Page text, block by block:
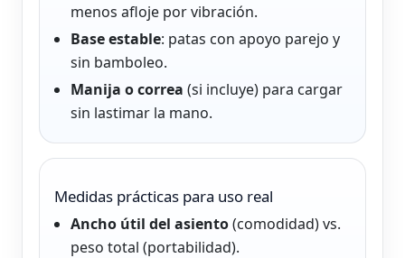
menos afloje por vibración.
Base estable: patas con apoyo parejo y
sin bamboleo.
Manija o correa (si incluye) para cargar
sin lastimar la mano.
Medidas prácticas para uso real
Ancho útil del asiento(comodidad) vs.
peso total (portabilidad).